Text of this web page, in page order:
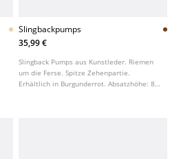
Slingbackpumps
35,99 €
Slingback Pumps aus Kunstleder. Riemen
um die Ferse. Spitze Zehenpartie.
Erhältlich in Burgunderrot. Absatzhöhe: 8